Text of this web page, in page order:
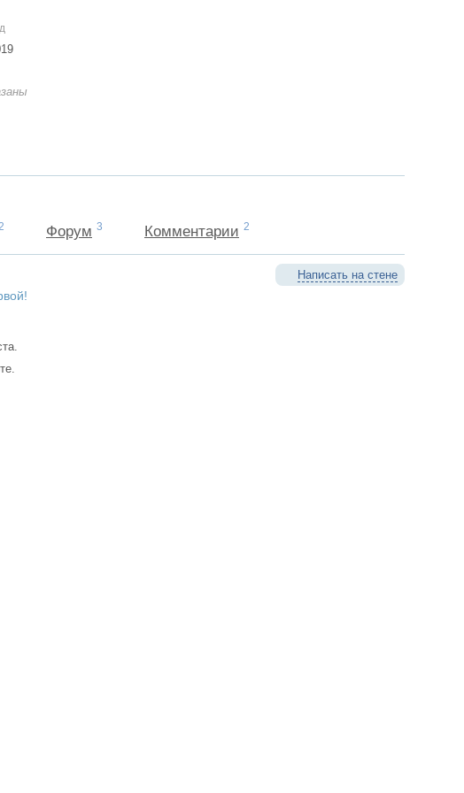
Форум 3 Комментарии 2
Написать на стене